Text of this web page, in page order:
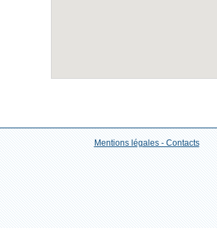
Mentions légales - Contacts